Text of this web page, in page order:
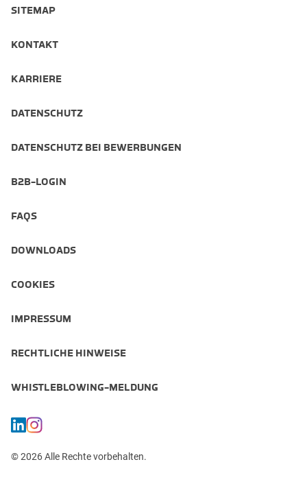
SITEMAP
KONTAKT
KARRIERE
DATENSCHUTZ
DATENSCHUTZ BEI BEWERBUNGEN
B2B-LOGIN
FAQS
DOWNLOADS
COOKIES
IMPRESSUM
RECHTLICHE HINWEISE
WHISTLEBLOWING-MELDUNG
© 2026 Alle Rechte vorbehalten.